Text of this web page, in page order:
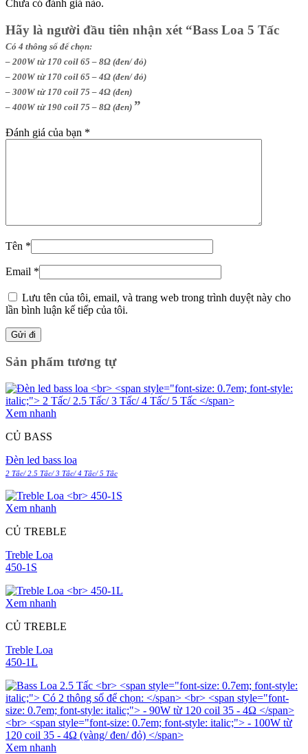
Chưa có đánh giá nào.
Hãy là người đầu tiên nhận xét “Bass Loa 5 Tấc
Có 4 thông số để chọn:
– 200W từ 170 coil 65 – 8Ω (đen/ đỏ)
– 200W từ 170 coil 65 – 4Ω (đen/ đỏ)
– 300W từ 170 coil 75 – 4Ω (đen)
– 400W từ 190 coil 75 – 8Ω (đen) ”
Đánh giá của bạn *
Tên *
Email *
Lưu tên của tôi, email, và trang web trong trình duyệt này cho
lần bình luận kế tiếp của tôi.
Sản phẩm tương tự
Xem nhanh
CỦ BASS
Đèn led bass loa
2 Tấc/ 2.5 Tấc/ 3 Tấc/ 4 Tấc/ 5 Tấc
Xem nhanh
CỦ TREBLE
Treble Loa
450-1S
Xem nhanh
CỦ TREBLE
Treble Loa
450-1L
Xem nhanh